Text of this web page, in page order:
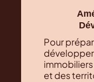
Pour
immobiliers
et des